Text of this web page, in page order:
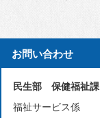
お問い合わせ
民生部 保健福祉課
福祉サービス係